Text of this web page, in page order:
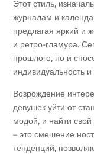
Этот стиль,
журналам и
предлагая яркий и
и ретро-гламура.
прошлого, но и
индивидуальность
Возрождение
девушек уйти от
модой, и найти
– это смешение
тенденций,